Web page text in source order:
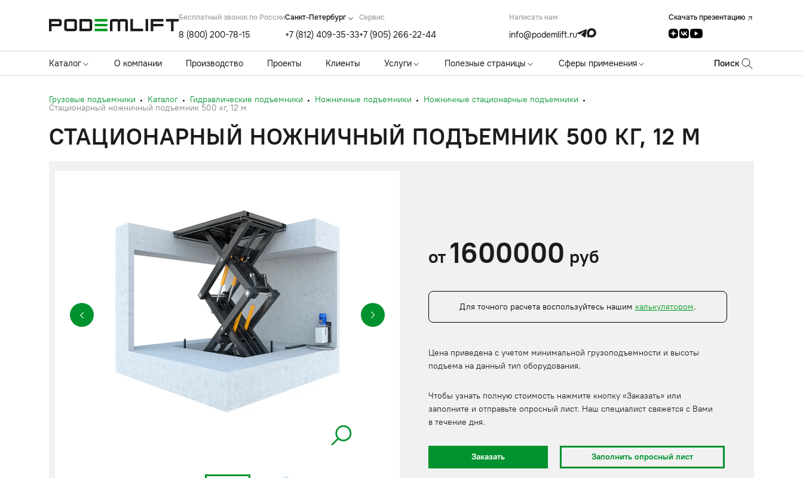
Бесплатный звонок по России
8 (800) 200-78-15
Санкт-Петербург
+7 (812) 409-35-33
Cервис
+7 (905) 266-22-44
Написать нам
info@podemlift.ru
Скачать презентацию
Каталог О компании Производство Проекты Клиенты Услуги Полезные страницы Сферы применения Поиск
Грузовые подъемники Каталог Гидравлические подъемники Ножничные подъемники
Ножничные стационарные подъемники
Стационарный ножничный подъемник 500 кг, 12 м
СТАЦИОНАРНЫЙ НОЖНИЧНЫЙ ПОДЪЕМНИК 500 КГ, 12 М
от 1600000 руб
Для точного расчета воспользуйтесь нашим калькулятором.
Цена приведена с учетом минимальной грузоподъемности и высоты
подъема на данный тип оборудования.
Чтобы узнать полную стоимость нажмите кнопку «Заказать» или
заполните и отправьте опросный лист. Наш специалист свяжется с Вами
в течение дня.
Заказать Заполнить опросный лист